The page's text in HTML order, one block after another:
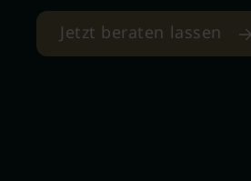
Jetzt beraten lassen